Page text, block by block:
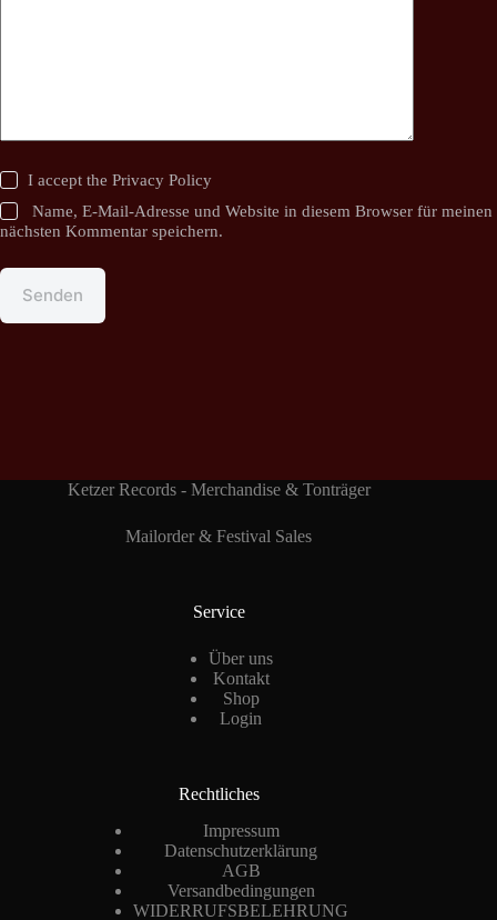
I accept thePrivacy Policy
Name, E-Mail-Adresse und Website in diesem Browser für meinen
nächsten Kommentar speichern.
Senden
Ketzer Records - Merchandise & Tonträger
Mailorder & Festival Sales
Service
Über uns
Kontakt
Shop
Login
Rechtliches
Impressum
Datenschutzerklärung
AGB
Versandbedingungen
WIDERRUFSBELEHRUNG